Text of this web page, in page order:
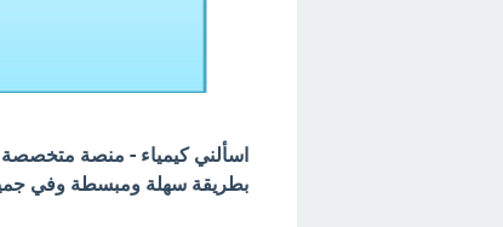
اسألني كيمياء - منصة متخصصة
بطريقة سهلة ومبسطة وفي جميع